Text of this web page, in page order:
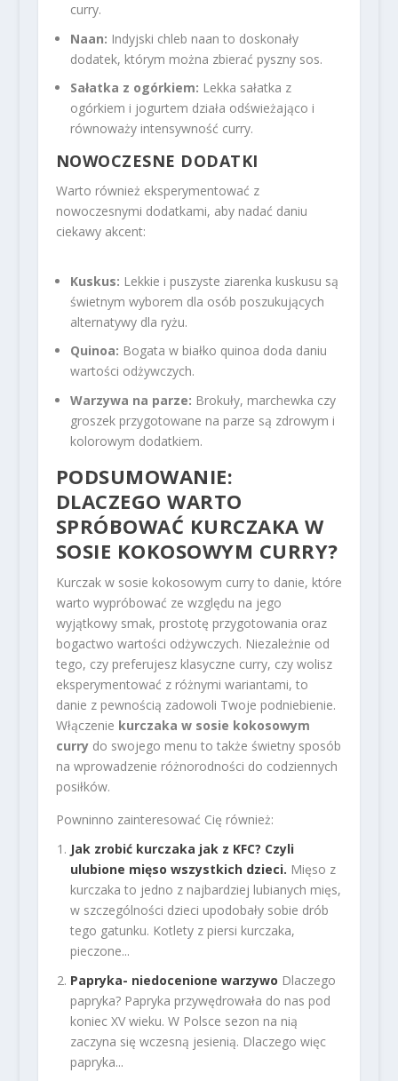
curry.
Naan: Indyjski chleb naan to doskonały
dodatek, którym można zbierać pyszny sos.
Sałatka z ogórkiem: Lekka sałatka z
ogórkiem i jogurtem działa odświeżająco i
równoważy intensywność curry.
NOWOCZESNE DODATKI
Warto również eksperymentować z
nowoczesnymi dodatkami, aby nadać daniu
ciekawy akcent:
Kuskus: Lekkie i puszyste ziarenka kuskusu są
świetnym wyborem dla osób poszukujących
alternatywy dla ryżu.
Quinoa: Bogata w białko quinoa doda daniu
wartości odżywczych.
Warzywa na parze: Brokuły, marchewka czy
groszek przygotowane na parze są zdrowym i
kolorowym dodatkiem.
PODSUMOWANIE:
DLACZEGO WARTO
SPRÓBOWAĆ KURCZAKA W
SOSIE KOKOSOWYM CURRY?
Kurczak w sosie kokosowym curry to danie, które
warto wypróbować ze względu na jego
wyjątkowy smak, prostotę przygotowania oraz
bogactwo wartości odżywczych. Niezależnie od
tego, czy preferujesz klasyczne curry, czy wolisz
eksperymentować z różnymi wariantami, to
danie z pewnością zadowoli Twoje podniebienie.
Włączenie kurczaka w sosie kokosowym
currydo swojego menu to także świetny sposób
na wprowadzenie różnorodności do codziennych
posiłków.
Powninno zainteresować Cię również:
Jak zrobić kurczaka jak z KFC? Czyli
ulubione mięso wszystkich dzieci. Mięso z
kurczaka to jedno z najbardziej lubianych mięs,
w szczególności dzieci upodobały sobie drób
tego gatunku. Kotlety z piersi kurczaka,
pieczone...
Papryka- niedocenione warzywo Dlaczego
papryka? Papryka przywędrowała do nas pod
koniec XV wieku. W Polsce sezon na nią
zaczyna się wczesną jesienią. Dlaczego więc
papryka...